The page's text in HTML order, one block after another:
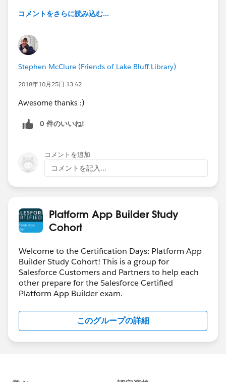
コメントをさらに読み込む...
Stephen McClure (Friends of Lake Bluff Library)
2018年10月25日 13:42
Awesome thanks :)
0 件のいいね!
コメントを追加
コメントを記入...
Platform App Builder Study
Cohort
Welcome to the Certification Days: Platform App
Builder Study Cohort! This is a group for
Salesforce Customers and Partners to help each
other prepare for the Salesforce Certified
Platform App Builder exam.
このグループの詳細